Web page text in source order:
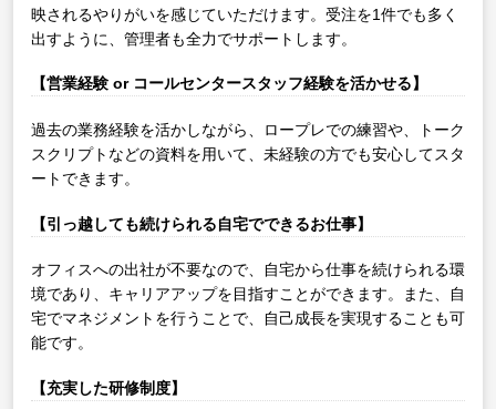
映されるやりがいを感じていただけます。受注を1件でも多く
出すように、管理者も全力でサポートします。
【営業経験 or コールセンタースタッフ経験を活かせる】
過去の業務経験を活かしながら、ロープレでの練習や、トーク
スクリプトなどの資料を用いて、未経験の方でも安心してスタ
ートできます。
【引っ越しても続けられる自宅でできるお仕事】
オフィスへの出社が不要なので、自宅から仕事を続けられる環
境であり、キャリアアップを目指すことができます。また、自
宅でマネジメントを行うことで、自己成長を実現することも可
能です。
【充実した研修制度】